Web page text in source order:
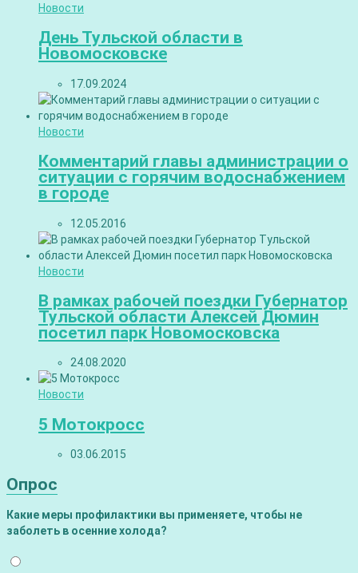
Новости
День Тульской области в
Новомосковске
17.09.2024
Новости
Комментарий главы администрации о
ситуации с горячим водоснабжением
в городе
12.05.2016
Новости
В рамках рабочей поездки Губернатор
Тульской области Алексей Дюмин
посетил парк Новомосковска
24.08.2020
Новости
5 Мотокросс
03.06.2015
Опрос
Какие меры профилактики вы применяете, чтобы не
заболеть в осенние холода?